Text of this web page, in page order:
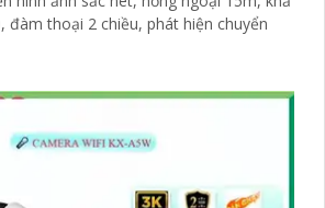
đàm thoại 2 chiều, phát hiện chuyển